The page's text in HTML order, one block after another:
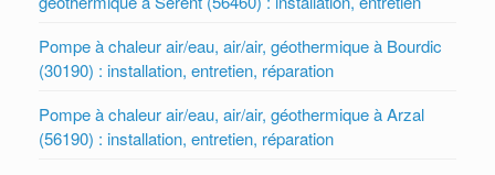
Pompe à chaleur air/eau, air/air, géothermique à Bourdic
(30190) : installation, entretien, réparation
Pompe à chaleur air/eau, air/air, géothermique à Arzal
(56190) : installation, entretien, réparation